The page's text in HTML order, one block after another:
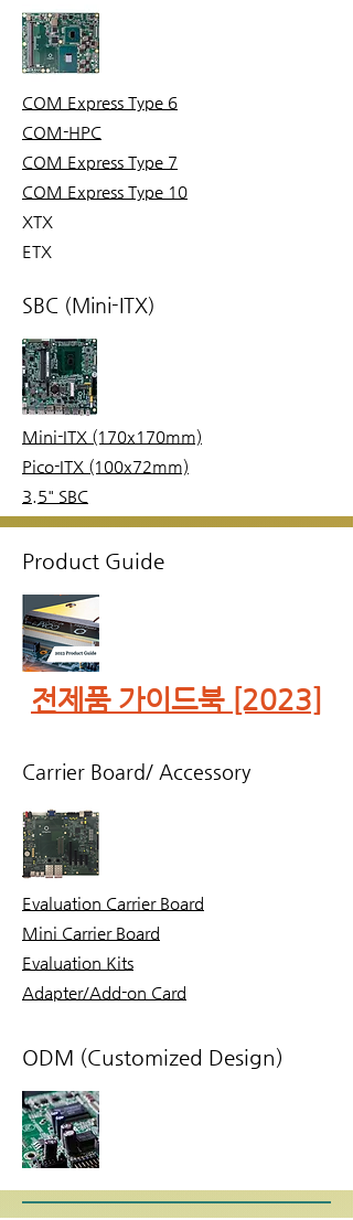
COM Express Type 6
COM-HPC
COM Express Type 7
COM Express Type 10
XTX
ETX
SBC (Mini-ITX)
Mini-ITX (170x170mm)
Pico-ITX (100x72mm)
3.5" SBC
Product Guide
​전제품 가이드북 [2023]
Carrier Board/ Accessory
Evaluation Carrier Board
Mini Carrier Board
Evaluation Kits
Adapter/Add-on Card
ODM (Customized Design)